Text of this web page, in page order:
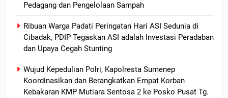
Pedagang dan Pengelolaan Sampah
Ribuan Warga Padati Peringatan Hari ASI Sedunia di
Cibadak, PDIP Tegaskan ASI adalah Investasi Peradaban
dan Upaya Cegah Stunting
Wujud Kepedulian Polri, Kapolresta Sumenep
Koordinasikan dan Berangkatkan Empat Korban
Kebakaran KMP Mutiara Sentosa 2 ke Posko Pusat Tg.